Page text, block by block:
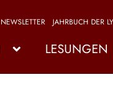
NEWSLETTER JAHRBUCH DER
LESUNGEN